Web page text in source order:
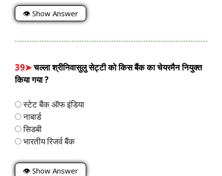
👁 Show Answer
39➤चल्ला श्रीनिवासुलु सेट्टी को किस बैंक का चेयरमैन नियुक्त
किया गया ?
स्टेट बैंक ऑफ इंडिया
नाबार्ड
सिडबी
भारतीय रिजर्व बैंक
👁 Show Answer